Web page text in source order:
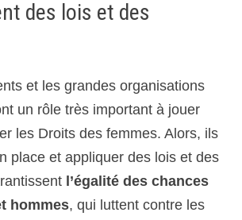
des lois et des
et les grandes organisations
un rôle très important à jouer
les Droits des femmes. Alors, ils
place et appliquer des lois et des
l’égalité des chances
hommes, qui luttent contre les